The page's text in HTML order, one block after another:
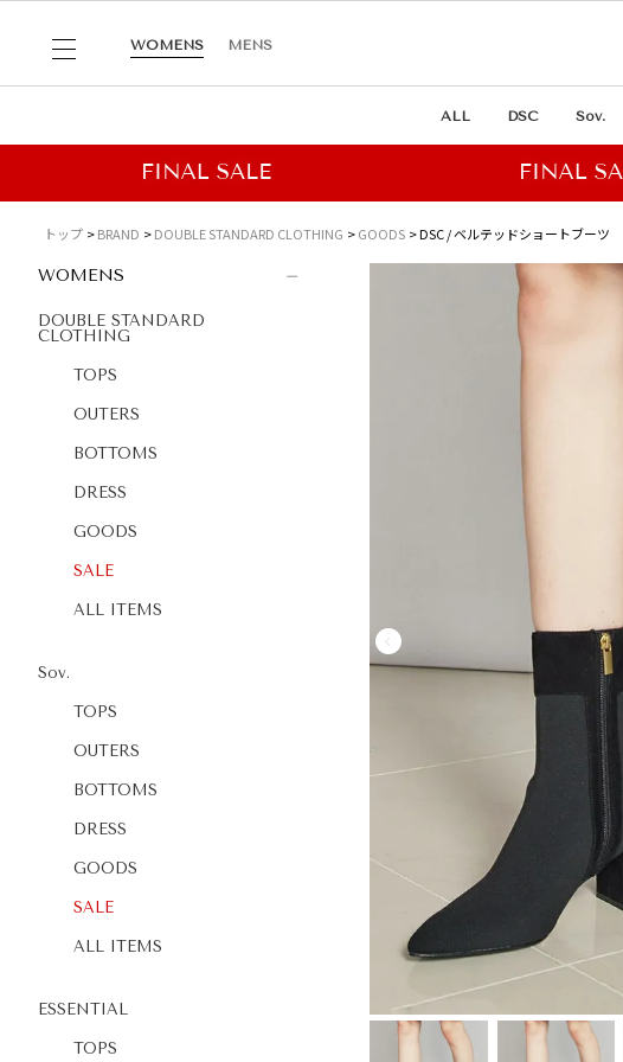
WOMENS MENS
ALL DSC Sov.
トップ BRAND DOUBLE STANDARD CLOTHING GOODS DSC / ベルテッドショートブーツ
WOMENS
DOUBLE STANDARD
CLOTHING
TOPS
OUTERS
BOTTOMS
DRESS
GOODS
SALE
ALL ITEMS
Sov.
TOPS
OUTERS
BOTTOMS
DRESS
GOODS
SALE
ALL ITEMS
ESSENTIAL
TOPS